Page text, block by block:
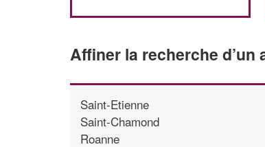
Affiner la recherche
Saint-Etienne
Saint-Chamond
Roanne